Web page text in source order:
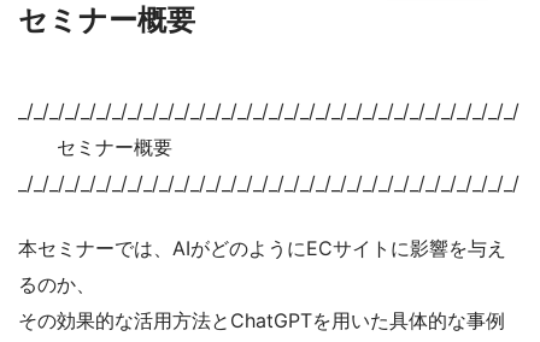
セミナー概要
_/_/_/_/_/_/_/_/_/_/_/_/_/_/_/_/_/_/_/_/_/_/_/_/_/_/_/_/_/_/_/_/
セミナー概要
_/_/_/_/_/_/_/_/_/_/_/_/_/_/_/_/_/_/_/_/_/_/_/_/_/_/_/_/_/_/_/_/
本セミナーでは、AIがどのようにECサイトに影響を与え
るのか、
その効果的な活用方法とChatGPTを用いた具体的な事例